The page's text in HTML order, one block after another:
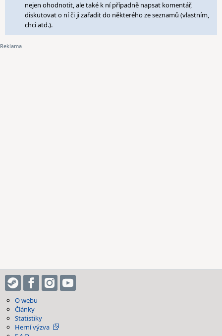
nejen ohodnotit, ale také k ní případně napsat komentář,
diskutovat o ní či ji zařadit do některého ze seznamů (vlastním,
chci atd.).
O webu
Články
Statistiky
Herní výzva